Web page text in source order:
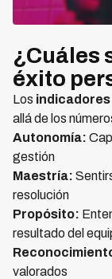
¿Cuáles
éxito
Los indicadores
allá de los
Autonomía:
gestión
Maestría:
resolución
Propósito:
resultado del
valorados